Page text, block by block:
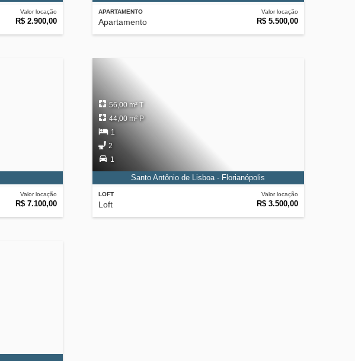
Valor locação
R$ 2.900,00
APARTAMENTO
Apartamento
Valor locação
R$ 5.500,00
Valor locação
R$ 7.100,00
LOFT
Loft
Valor locação
R$ 3.500,00
56,00 m² T
44,00 m² P
1
2
1
Santo Antônio de Lisboa - Florianópolis